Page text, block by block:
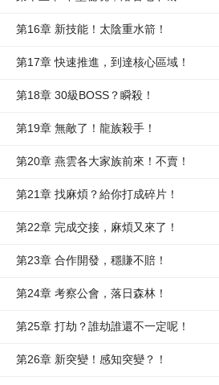
第16章 新技能！太陰重水箭！
第17章 快速推進，到達核心區域！
第18章 30級BOSS？瞬殺！
第19章 無敵了！龍族殺手！
第20章 燕雲各大家族前來！不賣！
第21章 找麻煩？給你打成碎片！
第22章 完成交接，麻煩又來了！
第23章 合作開發，穩賺不賠！
第24章 考察公會，落日森林！
第25章 打劫？誰劫誰還不一定呢！
第26章 新突變！感知突變？！